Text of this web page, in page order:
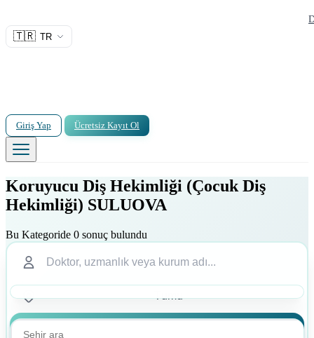
🇹🇷 TR
Giriş Yap Ücretsiz Kayıt Ol
Koruyucu Diş Hekimliği (Çocuk Diş
Hekimliği) SULUOVA
Bu Kategoride 0 sonuç bulundu